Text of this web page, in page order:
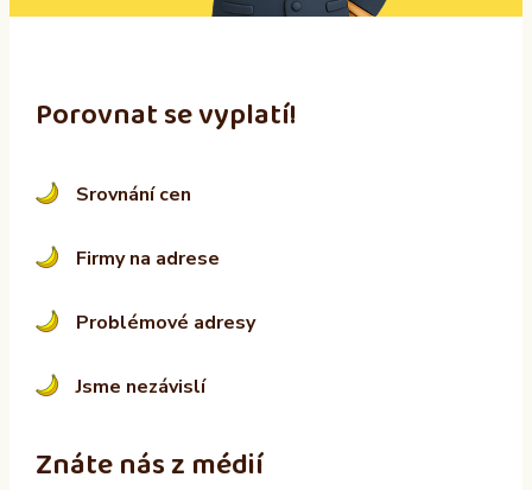
:
Porovnat se vyplatí!
Srovnání cen
Firmy na adrese
Problémové adresy
Jsme nezávislí
Znáte nás z médií